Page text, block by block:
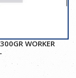
WORKER